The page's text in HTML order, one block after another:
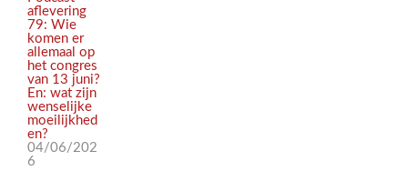
aflevering
79: Wie
komen er
allemaal op
het congres
van 13 juni?
En: wat zijn
wenselijke
moeilijkhed
en?
04/06/202
6